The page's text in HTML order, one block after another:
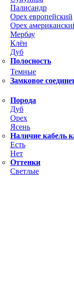
Палисандр
Орех европейский
Орех
Мербау
Клён
Дуб
Полосность
Темные
Замковое
Порода
Дуб
Орех
Ясень
Наличие кабель
Есть
Нет
Оттенки
Светлые